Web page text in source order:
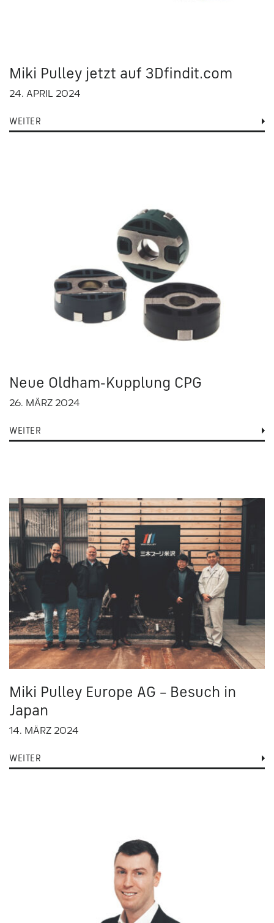
Miki Pulley jetzt auf 3Dfindit.com
24. APRIL 2024
WEITER
Neue Oldham-Kupplung CPG
26. MÄRZ 2024
WEITER
Miki Pulley Europe AG – Besuch in
Japan
14. MÄRZ 2024
WEITER